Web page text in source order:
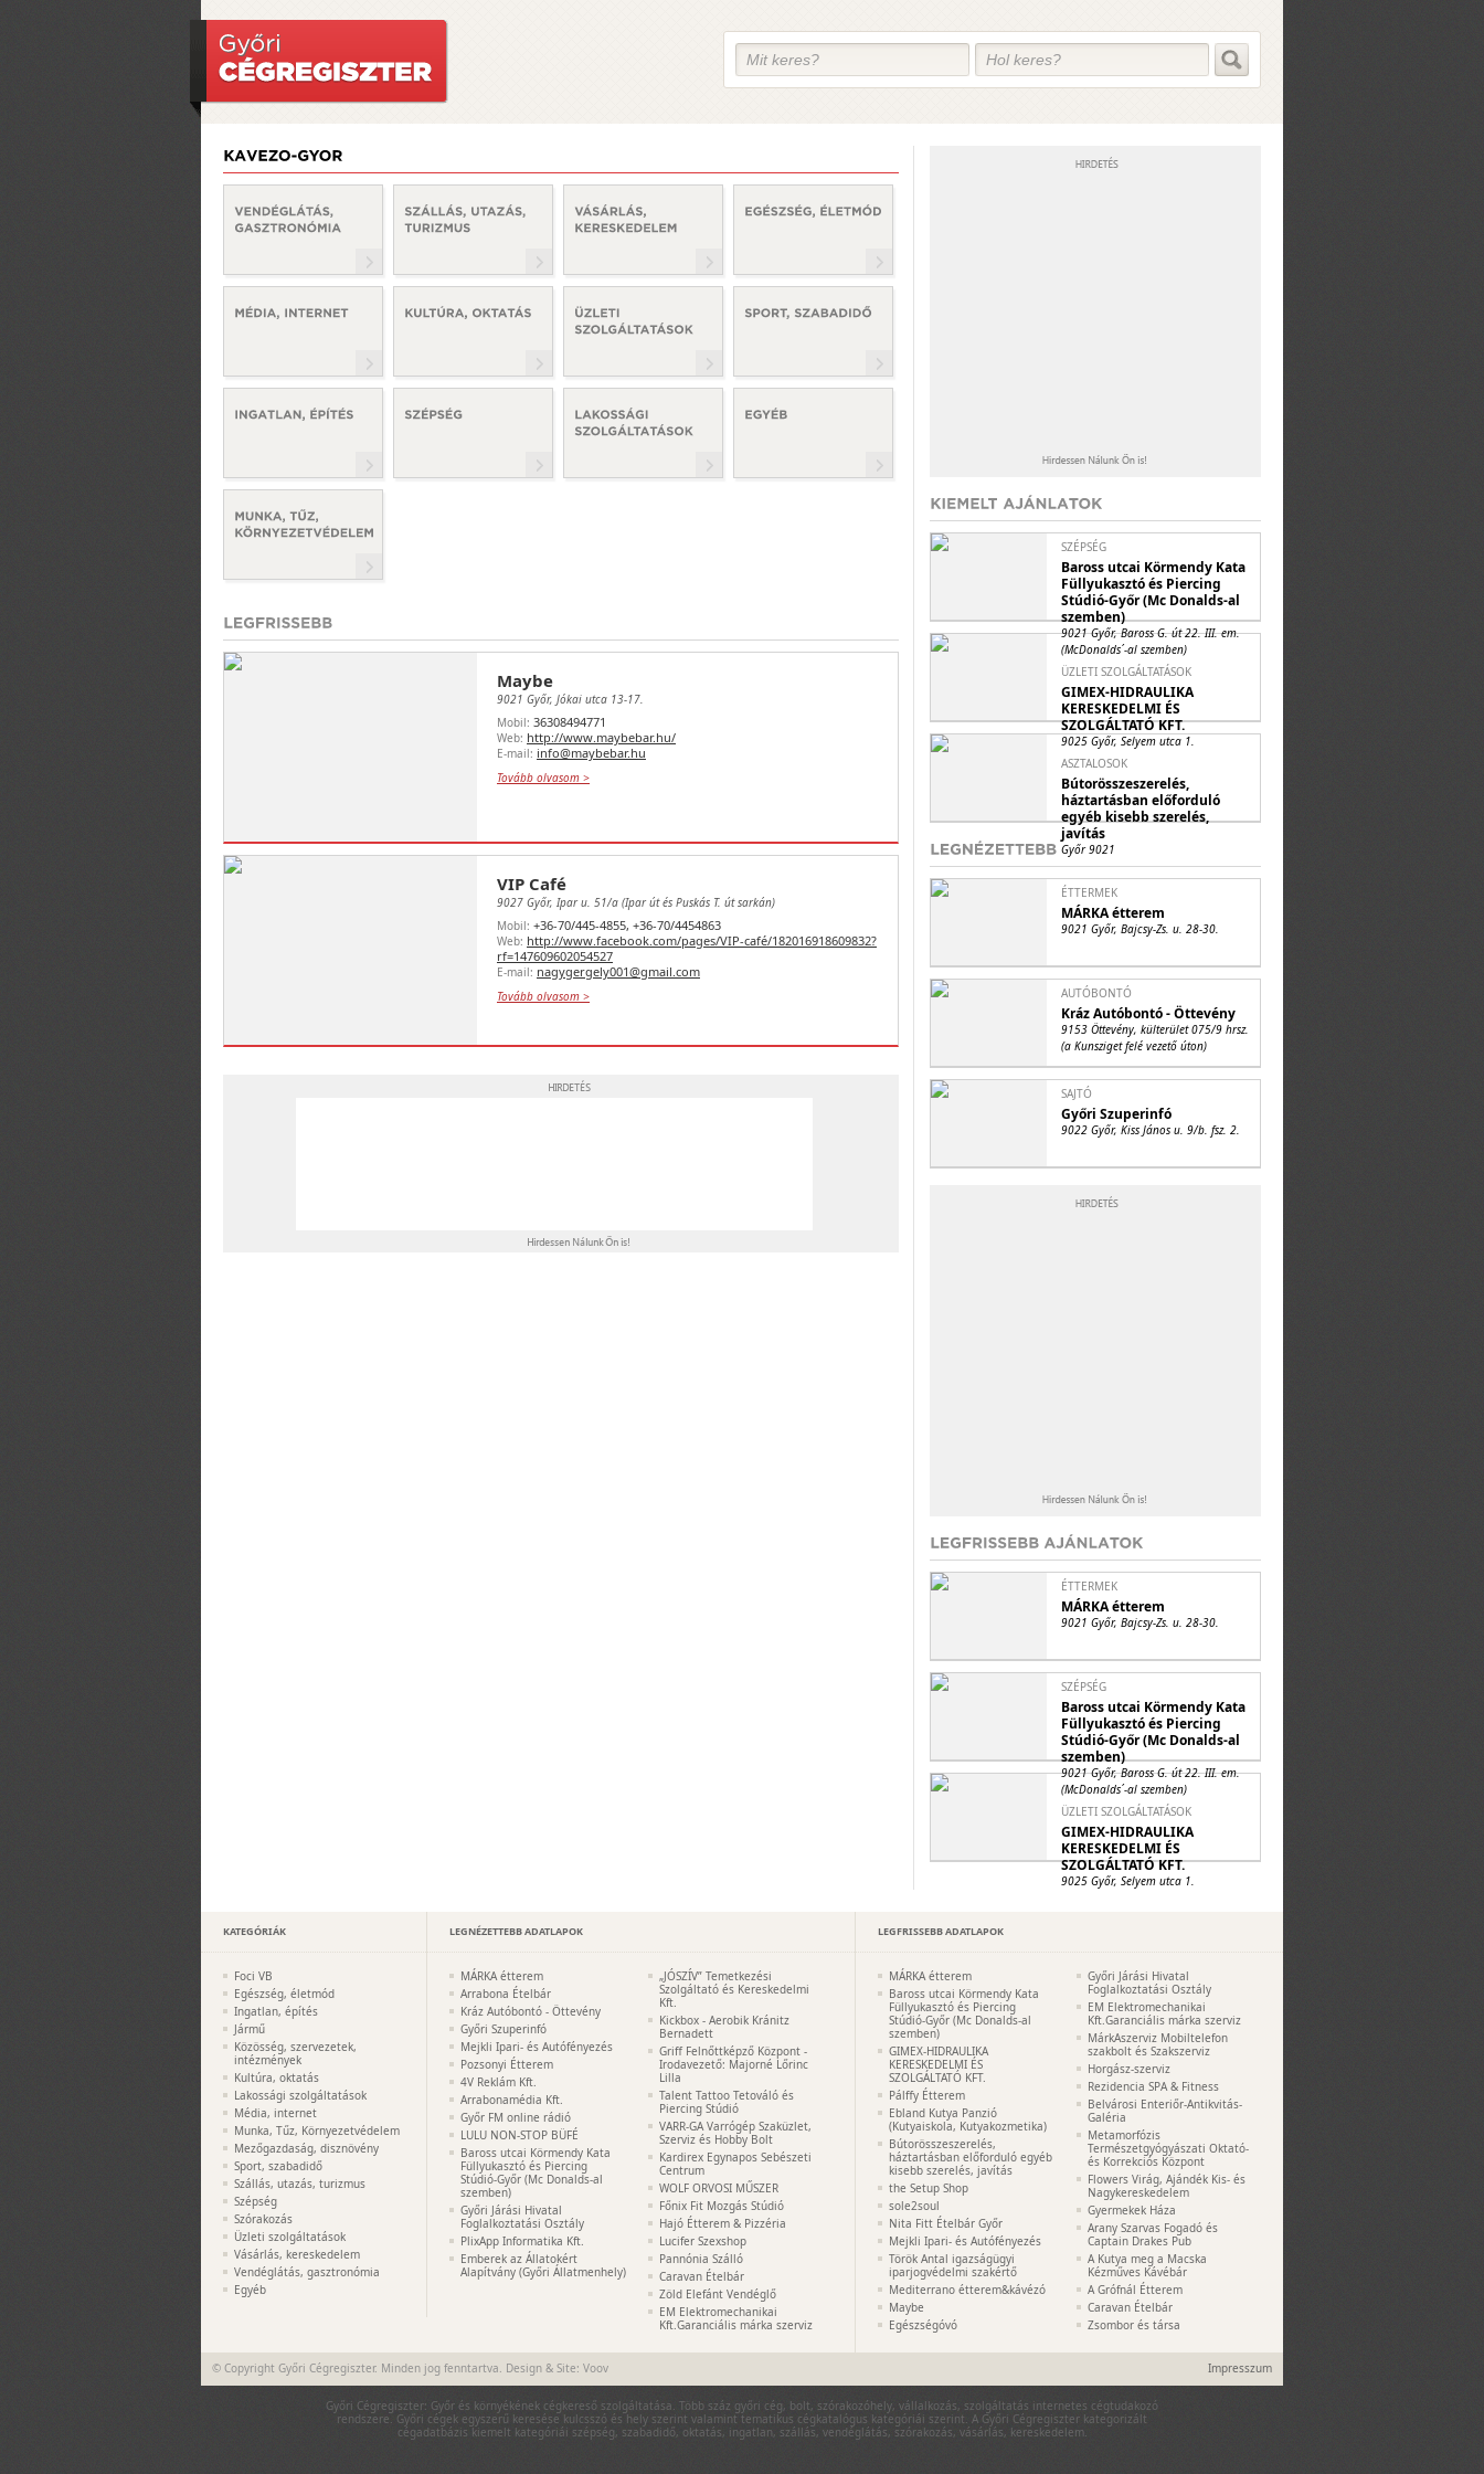
Maybe
9021 Győr, Jókai utca 13-17.
Mobil: 36308494771
Web: http://www.maybebar.hu/
E-mail: info@maybebar.hu
Tovább olvasom >
VIP Café
9027 Győr, Ipar u. 51/a (Ipar út és Puskás T. út sarkán)
Mobil: +36-70/445-4855, +36-70/4454863
Web: http://www.facebook.com/pages/VIP-café/182016918609832?
rf=147609602054527
E-mail: nagygergely001@gmail.com
Tovább olvasom >
SZÉPSÉG
Baross utcai Körmendy Kata
Füllyukasztó és Piercing
Stúdió-Győr (Mc Donalds-al
szemben)
9021 Győr, Baross G. út 22. III. em.
(McDonalds´-al szemben)
ÜZLETI SZOLGÁLTATÁSOK
GIMEX-HIDRAULIKA
KERESKEDELMI ÉS
SZOLGÁLTATÓ KFT.
9025 Győr, Selyem utca 1.
ASZTALOSOK
Bútorösszeszerelés,
háztartásban előforduló
egyéb kisebb szerelés,
javítás
Győr 9021
ÉTTERMEK
MÁRKA étterem
9021 Győr, Bajcsy-Zs. u. 28-30.
AUTÓBONTÓ
Kráz Autóbontó - Öttevény
9153 Öttevény, külterület 075/9 hrsz.
(a Kunsziget felé vezető úton)
SAJTÓ
Győri Szuperinfó
9022 Győr, Kiss János u. 9/b. fsz. 2.
ÉTTERMEK
MÁRKA étterem
9021 Győr, Bajcsy-Zs. u. 28-30.
SZÉPSÉG
Baross utcai Körmendy Kata
Füllyukasztó és Piercing
Stúdió-Győr (Mc Donalds-al
szemben)
9021 Győr, Baross G. út 22. III. em.
(McDonalds´-al szemben)
ÜZLETI SZOLGÁLTATÁSOK
GIMEX-HIDRAULIKA
KERESKEDELMI ÉS
SZOLGÁLTATÓ KFT.
9025 Győr, Selyem utca 1.
KATEGÓRIÁK
Foci VB
Egészség, életmód
Ingatlan, építés
Jármű
Közösség, szervezetek,
intézmények
Kultúra, oktatás
Lakossági szolgáltatások
Média, internet
Munka, Tűz, Környezetvédelem
Mezőgazdaság, disznövény
Sport, szabadidő
Szállás, utazás, turizmus
Szépség
Szórakozás
Üzleti szolgáltatások
Vásárlás, kereskedelem
Vendéglátás, gasztronómia
Egyéb
LEGNÉZETTEBB ADATLAPOK
MÁRKA étterem
Arrabona Ételbár
Kráz Autóbontó - Öttevény
Győri Szuperinfó
Mejkli Ipari- és Autófényezés
Pozsonyi Étterem
4V Reklám Kft.
Arrabonamédia Kft.
Győr FM online rádió
LULU NON-STOP BÜFÉ
Baross utcai Körmendy Kata
Füllyukasztó és Piercing
Stúdió-Győr (Mc Donalds-al
szemben)
Győri Járási Hivatal
Foglalkoztatási Osztály
PlixApp Informatika Kft.
Emberek az Állatokért
Alapítvány (Győri Állatmenhely)
„JÓSZÍV” Temetkezési
Szolgáltató és Kereskedelmi
Kft.
Kickbox - Aerobik Kránitz
Bernadett
Griff Felnőttképző Központ -
Irodavezető: Majorné Lőrinc
Lilla
Talent Tattoo Tetováló és
Piercing Stúdió
VARR-GA Varrógép Szaküzlet,
Szerviz és Hobby Bolt
Kardirex Egynapos Sebészeti
Centrum
WOLF ORVOSI MŰSZER
Főnix Fit Mozgás Stúdió
Hajó Étterem & Pizzéria
Lucifer Szexshop
Pannónia Szálló
Caravan Ételbár
Zöld Elefánt Vendéglő
EM Elektromechanikai
Kft.Garanciális márka szerviz
LEGFRISSEBB ADATLAPOK
MÁRKA étterem
Baross utcai Körmendy Kata
Füllyukasztó és Piercing
Stúdió-Győr (Mc Donalds-al
szemben)
GIMEX-HIDRAULIKA
KERESKEDELMI ÉS
SZOLGÁLTATÓ KFT.
Pálffy Étterem
Ebland Kutya Panzió
(Kutyaiskola, Kutyakozmetika)
Bútorösszeszerelés,
háztartásban előforduló egyéb
kisebb szerelés, javítás
the Setup Shop
sole2soul
Nita Fitt Ételbár Győr
Mejkli Ipari- és Autófényezés
Török Antal igazságügyi
iparjogvédelmi szakértő
Mediterrano étterem&kávézó
Maybe
Egészségóvó
Győri Járási Hivatal
Foglalkoztatási Osztály
EM Elektromechanikai
Kft.Garanciális márka szerviz
MárkAszerviz Mobiltelefon
szakbolt és Szakszerviz
Horgász-szerviz
Rezidencia SPA & Fitness
Belvárosi Enteriőr-Antikvitás-
Galéria
Metamorfózis
Természetgyógyászati Oktató-
és Korrekciós Központ
Flowers Virág, Ajándék Kis- és
Nagykereskedelem
Gyermekek Háza
Arany Szarvas Fogadó és
Captain Drakes Pub
A Kutya meg a Macska
Kézműves Kávébár
A Grófnál Étterem
Caravan Ételbár
Zsombor és társa
© Copyright Győri Cégregiszter. Minden jog fenntartva. Design & Site: Voov Impresszum
Győri Cégregiszter: Győr és környékének cégkereső szolgáltatása. Több száz győri cég, bolt, szórakozóhely, vállalkozás, szolgáltatás internetes cégtudakozó
rendszere. Győri cégek egyszerű keresése kulcsszó és hely szerint valamint tematikus cégkatalógus kategóriái szerint. A Győri Cégregiszter kategorizált
cégadatbázis kiemelt kategóriái szépség, szabadidő, oktatás, ingatlan, szállás, vendéglátás, szórakozás, vásárlás, kereskedelem.